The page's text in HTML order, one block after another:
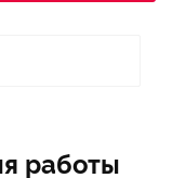
работы